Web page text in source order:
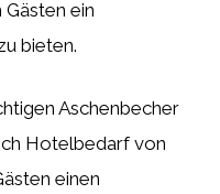
ein
bieten.
Aschenbecher
Hotelbedarf von
einen